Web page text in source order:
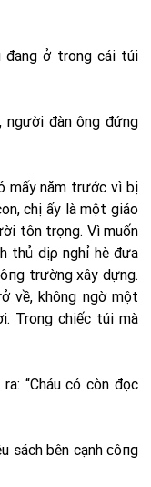
đang ở trong cái túi
người đàn ông đứng
mấy năm trước vì bị
chị ấy là một giáo
tôn trọng. Vì muốn
thủ dịρ nghỉ hè đưa
trường xây dựng.
về, không ngờ một
Trong chiếc túi mà
“Cháu có còn đọc
sách bên cạnh ᴄôпg